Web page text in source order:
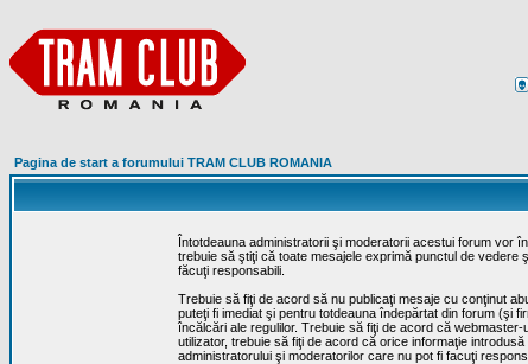
Pagina de start a forumului TRAM CLUB ROMANIA
Întotdeauna administratorii şi moderatorii acestui forum vor
trebuie să ştiţi că toate mesajele exprimă punctul de vedere
făcuţi responsabili.
Trebuie să fiţi de acord să nu publicaţi mesaje cu conţinut
puteţi fi imediat şi pentru totdeauna îndepărtat din forum (şi
încălcări ale regulilor. Trebuie să fiţi de acord că
utilizator, trebuie să fiţi de acord că orice informaţie
administratorului şi moderatorilor care nu pot fi facuţi